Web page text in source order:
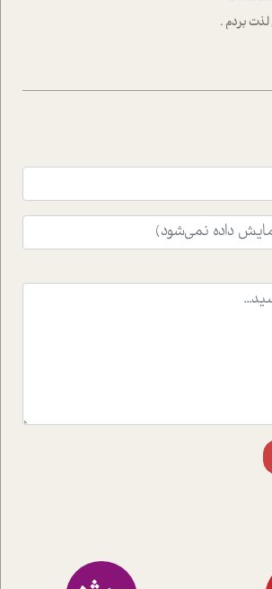
قرار می دهد که در اتاق درمان اتفاق افتاده
مختلف کسب و کار آشنا کنند.
لذت بردم .